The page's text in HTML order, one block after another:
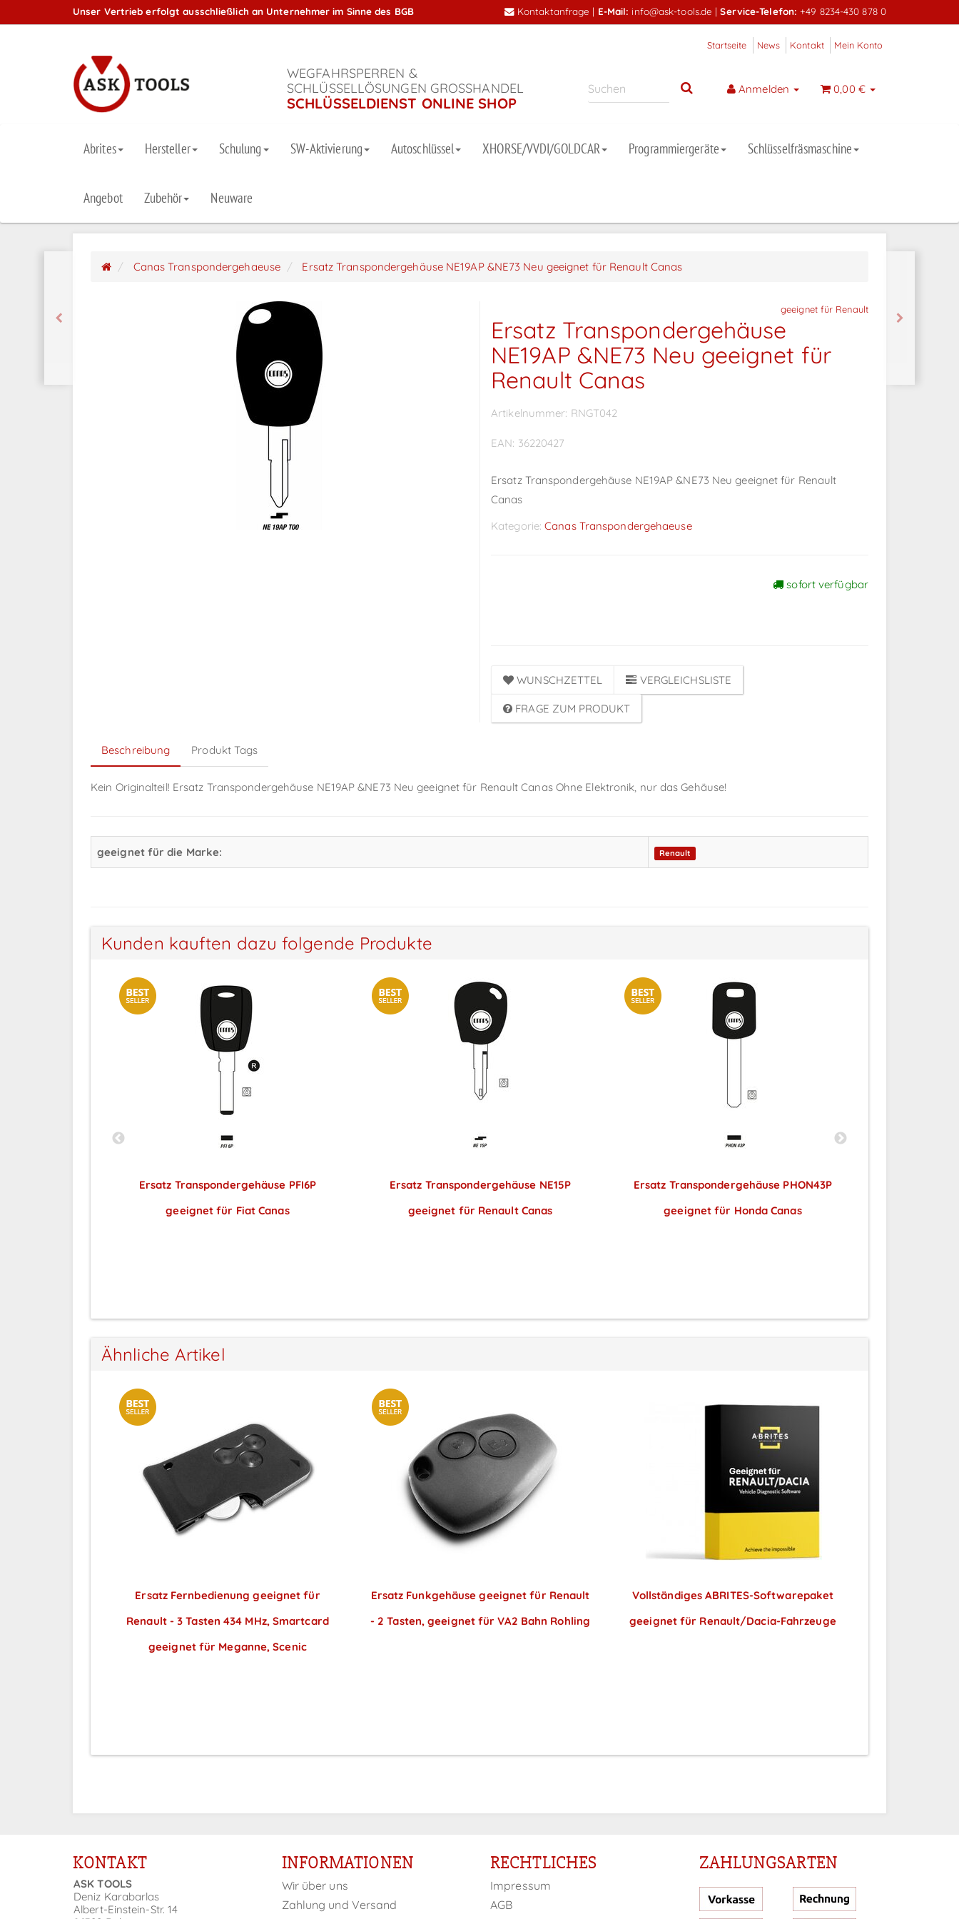
Unser Vertrieb erfolgt ausschließlich an Unternehmer im Sinne des BGB Kontaktanfrage | E-Mail: info@ask-tools.de |Service-Telefon: +49 8234-430 878 0
Startseite News Kontakt Mein Konto
WEGFAHRSPERREN &
SCHLÜSSELLÖSUNGEN GROSSHANDEL
SCHLÜSSELDIENST ONLINE SHOP
Anmelden 0,00 €
Abrites Hersteller Schulung SW-Aktivierung Autoschlüssel XHORSE/VVDI/GOLDCAR Programmiergeräte Schlüsselfräsmaschine
Angebot Zubehör Neuware
Canas Transpondergehaeuse Ersatz Transpondergehäuse NE19AP &NE73 Neu geeignet für Renault Canas
geeignet für Renault
Ersatz Transpondergehäuse
NE19AP &NE73 Neu geeignet für
Renault Canas
Artikelnummer: RNGT042
EAN: 36220427
Ersatz Transpondergehäuse NE19AP &NE73 Neu geeignet für Renault
Canas
Kategorie:Canas Transpondergehaeuse
sofort verfügbar
WUNSCHZETTEL VERGLEICHSLISTE
FRAGE ZUM PRODUKT
Beschreibung Produkt Tags
Kein Originalteil! Ersatz Transpondergehäuse NE19AP &NE73 Neu geeignet für Renault Canas Ohne Elektronik, nur das Gehäuse!
geeignet für die Marke: Renault
Kunden kauften dazu folgende Produkte
Ersatz Transpondergehäuse PFI6P
geeignet für Fiat Canas
Ersatz Transpondergehäuse NE15P
geeignet für Renault Canas
Ersatz Transpondergehäuse PHON43P
geeignet für Honda Canas
Ähnliche Artikel
Ersatz Fernbedienung geeignet für
Renault - 3 Tasten 434 MHz, Smartcard
geeignet für Meganne, Scenic
Ersatz Funkgehäuse geeignet für Renault
- 2 Tasten, geeignet für VA2 Bahn Rohling
Vollständiges ABRITES-Softwarepaket
geeignet für Renault/Dacia-Fahrzeuge
KONTAKT
ASK TOOLS
Deniz Karabarlas
Albert-Einstein-Str. 14
INFORMATIONEN
Wir über uns
Zahlung und Versand
RECHTLICHES
Impressum
AGB
ZAHLUNGSARTEN